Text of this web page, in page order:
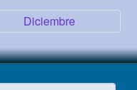
Diciembre